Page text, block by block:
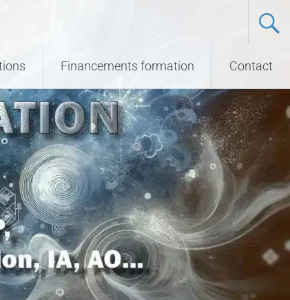
Financements formation Contact